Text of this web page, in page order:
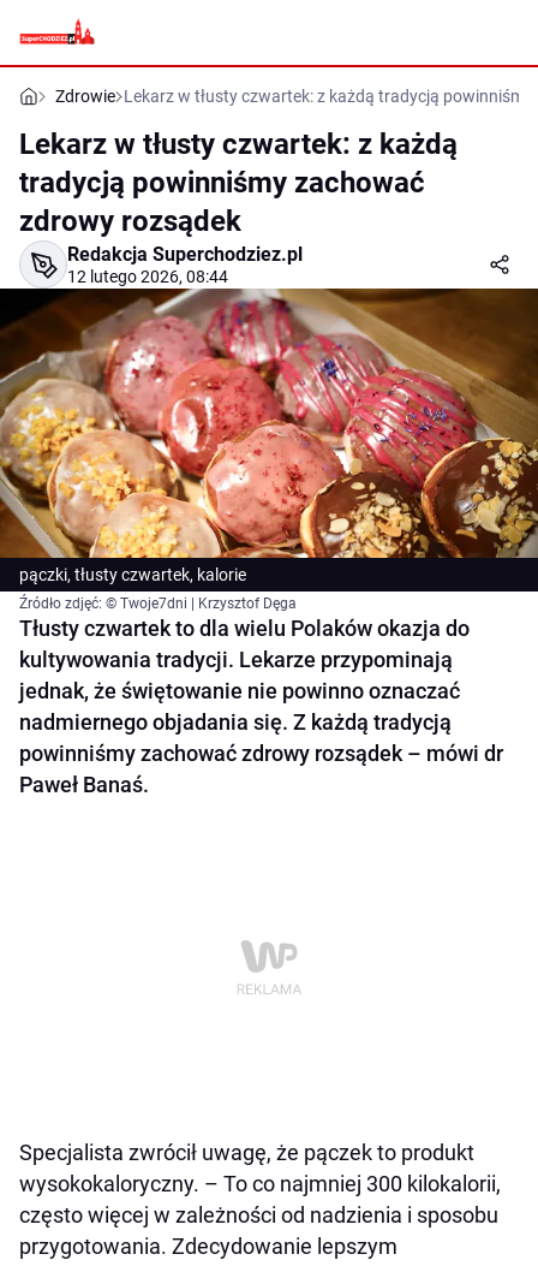
Zdrowie Lekarz w tłusty czwartek: z każdą tradycją
Lekarz w tłusty czwartek: z każdą
tradycją powinniśmy zachować
zdrowy rozsądek
Redakcja Superchodziez.pl
12 lutego 2026, 08:44
pączki, tłusty czwartek, kalorie
Źródło zdjęć: © Twoje7dni | Krzysztof Dęga
Tłusty czwartek to dla wielu Polaków okazja do
kultywowania tradycji. Lekarze przypominają
jednak, że świętowanie nie powinno oznaczać
nadmiernego objadania się. Z każdą tradycją
powinniśmy zachować zdrowy rozsądek – mówi dr
Paweł Banaś.
Specjalista zwrócił uwagę, że pączek to produkt
wysokokaloryczny. – To co najmniej 300 kilokalorii,
często więcej w zależności od nadzienia i sposobu
przygotowania. Zdecydowanie lepszym